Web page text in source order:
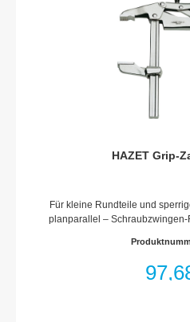
HAZET Grip-
Für kleine Rundteile und
planparallel –
vernickeltMade In